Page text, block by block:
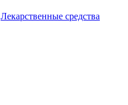
Лекарственные средства